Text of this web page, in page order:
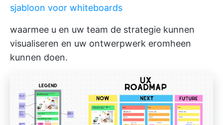
sjabloon voor whiteboards
waarmee u en uw team de strategie kunnen
visualiseren en uw ontwerpwerk eromheen
kunnen doen.